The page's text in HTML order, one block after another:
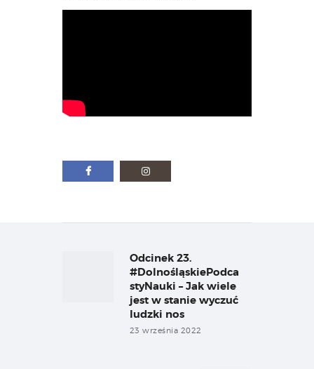
Previous
post:
Odcinek 23.
#DolnośląskiePodca
styNauki – Jak wiele
jest w stanie wyczuć
ludzki nos
23 września 2022